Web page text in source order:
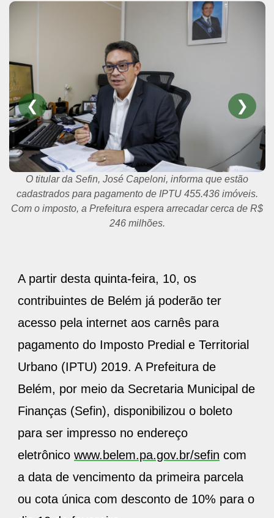
❮ ❯
O titular da Sefin, José Capeloni, informa que estão
cadastrados para pagamento de IPTU 455.436 imóveis.
Com o imposto, a Prefeitura espera arrecadar cerca de R$
246 milhões.
A partir desta quinta-feira, 10, os
contribuintes de Belém já poderão ter
acesso pela internet aos carnês para
pagamento do Imposto Predial e Territorial
Urbano (IPTU) 2019. A Prefeitura de
Belém, por meio da Secretaria Municipal de
Finanças (Sefin), disponibilizou o boleto
para ser impresso no endereço
eletrônico www.belem.pa.gov.br/sefin com
a data de vencimento da primeira parcela
ou cota única com desconto de 10% para o